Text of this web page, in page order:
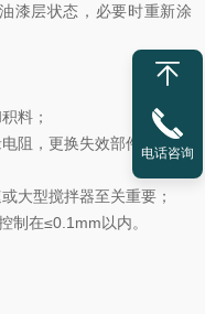
漆层状态，必要时重新涂
料；
阻，更换失效部件
。
大型搅拌器至关重要；
制在≤0.1mm以内。
电话咨询